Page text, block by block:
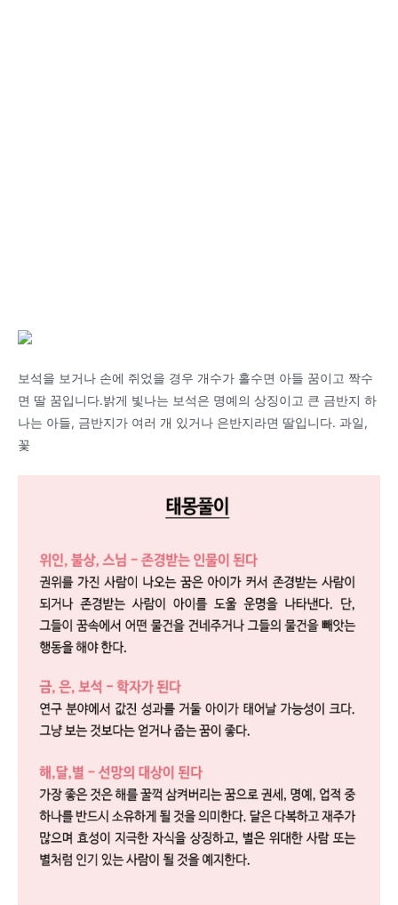
보석을 보거나 손에 쥐었을 경우 개수가 홀수면 아들 꿈이고 짝수
면 딸 꿈입니다.밝게 빛나는 보석은 명예의 상징이고 큰 금반지 하
나는 아들, 금반지가 여러 개 있거나 은반지라면 딸입니다. 과일,
꽃